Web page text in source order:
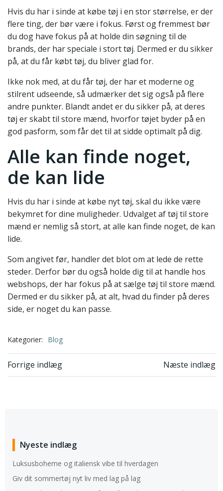
Hvis du har i sinde at købe tøj i en stor størrelse, er der
flere ting, der bør være i fokus. Først og fremmest bør
du dog have fokus på at holde din søgning til de
brands, der har speciale i stort tøj. Dermed er du sikker
på, at du får købt tøj, du bliver glad for.
Ikke nok med, at du får tøj, der har et moderne og
stilrent udseende, så udmærker det sig også på flere
andre punkter. Blandt andet er du sikker på, at deres
tøj er skabt til store mænd, hvorfor tøjet byder på en
god pasform, som får det til at sidde optimalt på dig.
Alle kan finde noget,
de kan lide
Hvis du har i sinde at købe nyt tøj, skal du ikke være
bekymret for dine muligheder. Udvalget af tøj til store
mænd er nemlig så stort, at alle kan finde noget, de kan
lide.
Som angivet før, handler det blot om at lede de rette
steder. Derfor bør du også holde dig til at handle hos
webshops, der har fokus på at sælge tøj til store mænd.
Dermed er du sikker på, at alt, hvad du finder på deres
side, er noget du kan passe.
Kategorier: Blog
Indlægsnavigation
Forrige indlæg Næste indlæg
Nyeste indlæg
Luksusboheme og italiensk vibe til hverdagen
Giv dit sommertøj nyt liv med lag på lag